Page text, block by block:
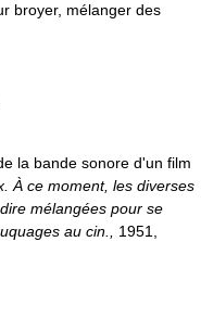
broyer, mélanger des
la bande sonore d'un film
À ce moment, les diverses
mélangées pour se
au cin., 1951,